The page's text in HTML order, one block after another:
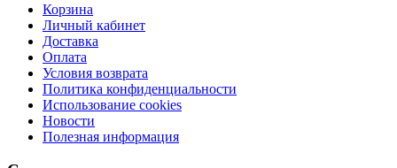
Корзина
Личный кабинет
Доставка
Оплата
Условия возврата
Политика конфиденциальности
Использование cookies
Новости
Полезная информация